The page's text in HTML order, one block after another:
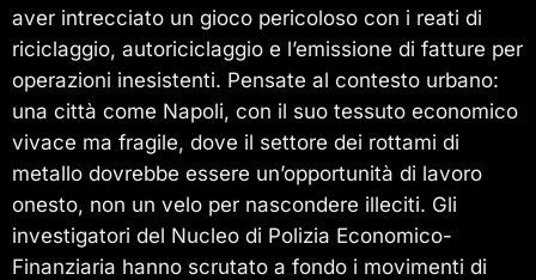
aver intrecciato un gioco pericoloso con i reati di
riciclaggio, autoriciclaggio e l’emissione di fatture per
operazioni inesistenti. Pensate al contesto urbano:
una città come Napoli, con il suo tessuto economico
vivace ma fragile, dove il settore dei rottami di
metallo dovrebbe essere un’opportunità di lavoro
onesto, non un velo per nascondere illeciti. Gli
investigatori del Nucleo di Polizia Economico-
Finanziaria hanno scrutato a fondo i movimenti di